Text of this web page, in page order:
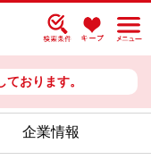
おります。
企業情報